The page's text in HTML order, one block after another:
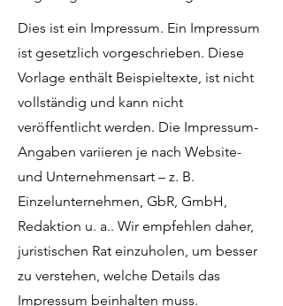
Dies ist ein Impressum. Ein Impressum
ist gesetzlich vorgeschrieben. Diese
Vorlage enthält Beispieltexte, ist nicht
vollständig und kann nicht
veröffentlicht werden. Die Impressum-
Angaben variieren je nach Website-
und Unternehmensart – z. B.
Einzelunternehmen, GbR, GmbH,
Redaktion u. a.. Wir empfehlen daher,
juristischen Rat einzuholen, um besser
zu verstehen, welche Details das
Impressum beinhalten muss.